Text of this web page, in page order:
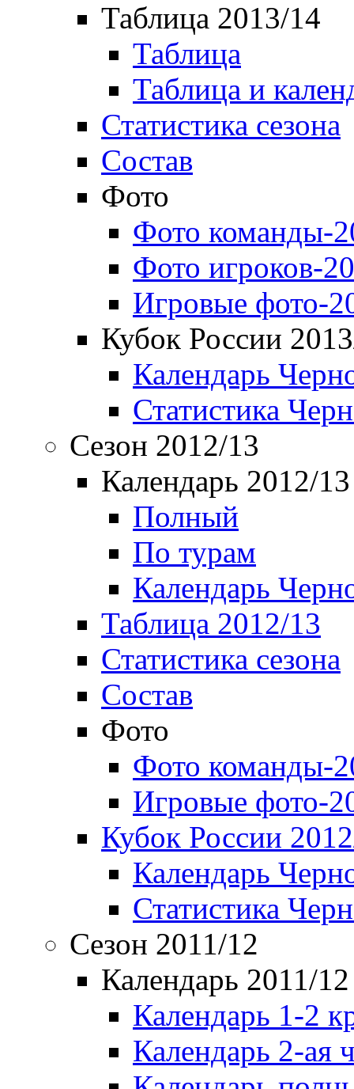
Таблица 2013/14
Таблица
Таблица и
Статистика сезона
Состав
Фото
Фото команды-
Фото игроков-
Игровые фото-
Кубок России
Календарь
Статистика
Сезон 2012/13
Календарь 2012/13
Полный
По турам
Календарь
Таблица 2012/13
Статистика сезона
Состав
Фото
Фото команды-
Игровые фото-
Кубок России
Календарь
Статистика
Сезон 2011/12
Календарь 2011/12
Календарь 1-2
Календарь 2-ая